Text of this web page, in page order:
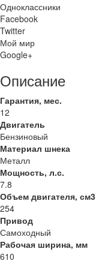
Одноклассники
Facebook
Twitter
Мой мир
Google+
Описание
Гарантия, мес.
12
Двигатель
Бензиновый
Материал шнека
Металл
Мощность, л.с.
7.8
Объем двигателя, см3
254
Привод
Самоходный
Рабочая ширина, мм
610